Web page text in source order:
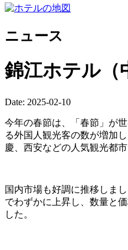
ニュース
錦江ホテル（
Date: 2025-02-10
今年の春節は、「春節」が
る外国人観光客の数が増加
慶、西安などの人気観光都
国内市場も好調に推移しま
でわずかに上昇し、数量と
した。